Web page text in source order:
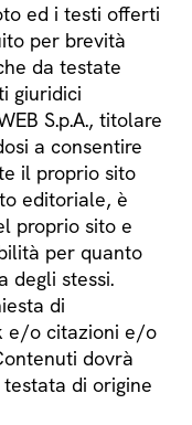
ed i testi offerti
per brevità
da testate
giuridici
S.p.A., titolare
a consentire
il proprio sito
editoriale, è
proprio sito e
per quanto
degli stessi.
di
e/o citazioni e/o
dovrà
di origine